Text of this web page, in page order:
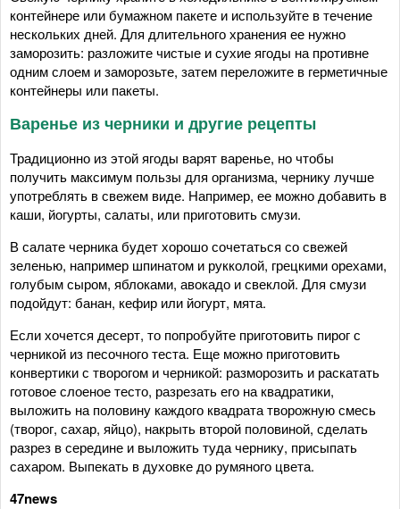
контейнере или бумажном пакете и используйте в течение
нескольких дней. Для длительного хранения ее нужно
заморозить: разложите чистые и сухие ягоды на противне
одним слоем и заморозьте, затем переложите в герметичные
контейнеры или пакеты.
Варенье из черники и другие рецепты
Традиционно из этой ягоды варят варенье, но чтобы
получить максимум пользы для организма, чернику лучше
употреблять в свежем виде. Например, ее можно добавить в
каши, йогурты, салаты, или приготовить смузи.
В салате черника будет хорошо сочетаться со свежей
зеленью, например шпинатом и рукколой, грецкими орехами,
голубым сыром, яблоками, авокадо и свеклой. Для смузи
подойдут: банан, кефир или йогурт, мята.
Если хочется десерт, то попробуйте приготовить пирог с
черникой из песочного теста. Еще можно приготовить
конвертики с творогом и черникой: разморозить и раскатать
готовое слоеное тесто, разрезать его на квадратики,
выложить на половину каждого квадрата творожную смесь
(творог, сахар, яйцо), накрыть второй половиной, сделать
разрез в середине и выложить туда чернику, присыпать
сахаром. Выпекать в духовке до румяного цвета.
47news